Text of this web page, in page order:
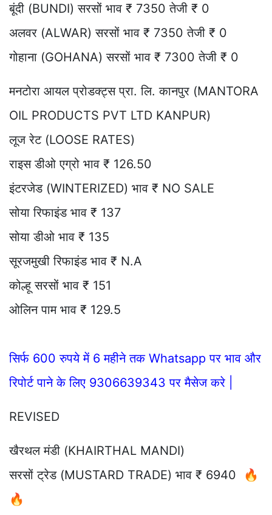
बूंदी (BUNDI) सरसों भाव ₹ 7350 तेजी ₹ 0
अलवर (ALWAR) सरसों भाव ₹ 7350 तेजी ₹ 0
गोहाना (GOHANA) सरसों भाव ₹ 7300 तेजी ₹ 0
मनटोरा आयल प्रोडक्ट्स प्रा. लि. कानपुर (MANTORA
OIL PRODUCTS PVT LTD KANPUR)
लूज रेट (LOOSE RATES)
राइस डीओ एग्रो भाव ₹ 126.50
इंटरजेड (WINTERIZED) भाव ₹ NO SALE
सोया रिफाइंड भाव ₹ 137
सोया डीओ भाव ₹ 135
सूरजमुखी रिफाइंड भाव ₹ N.A
कोल्हू सरसों भाव ₹ 151
ओलिन पाम भाव ₹ 129.5
सिर्फ 600 रुपये में 6 महीने तक Whatsapp पर भाव और
रिपोर्ट पाने के लिए 9306639343 पर मैसेज करे |
REVISED
खैरथल मंडी (KHAIRTHAL MANDI)
सरसों ट्रेड (MUSTARD TRADE) भाव ₹ 6940 🔥
🔥